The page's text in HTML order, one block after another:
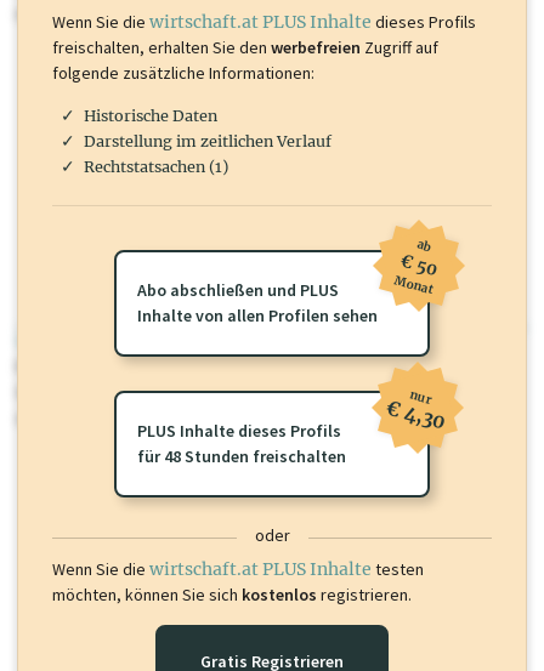
mehr.
Für dieses Profil gibt es zusätzlichewirtschaft.at PLUS Inhalte
Sie momentan nicht einsehen können. Schalten Sie dieses Profil frei
oder loggen Sie sich ein um diese Inhalte zu sehen.
Wenn Sie die wirtschaft.at PLUS Inhalte dieses Profils
freischalten, erhalten Sie den werbefreien Zugriff auf
folgende zusätzliche Informationen:
Historische Daten
Darstellung im zeitlichen Verlauf
Rechtstatsachen (1)
Abo abschließen und PLUS
Inhalte von allen Profilen sehen
ab
€ 50
Monat
PLUS Inhalte dieses Profils
für 48 Stunden freischalten
nur
€ 4,30
oder
Wenn Sie die wirtschaft.at PLUS Inhalte testen
möchten, können Sie sich kostenlos registrieren.
Gratis Registrieren